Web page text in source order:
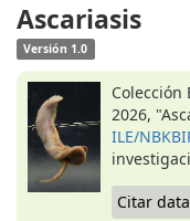
Ascariasis
Versión 1.0
Colección
2026,
ILE/
Citar